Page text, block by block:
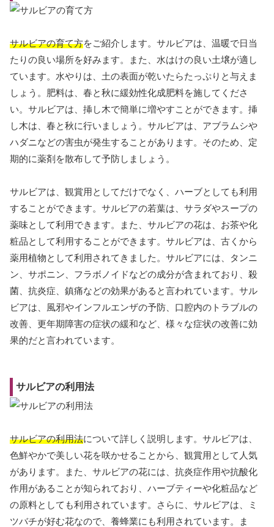
サルビアの育て方をご紹介します。サルビアは、温暖で日当
たりの良い場所を好みます。また、水はけの良い土壌が適し
ています。水やりは、土の表面が乾いたらたっぷりと与えま
しょう。肥料は、春と秋に緩効性化成肥料を施してくださ
い。サルビアは、挿し木で簡単に増やすことができます。挿
し木は、春と秋に行いましょう。サルビアは、アブラムシや
ハダニなどの害虫が発生することがあります。そのため、定
期的に薬剤を散布して予防しましょう。
サルビアは、観賞用としてだけでなく、ハーブとしても利用
することができます。サルビアの若葉は、サラダやスープの
薬味として利用できます。また、サルビアの花は、お茶や化
粧品として利用することができます。サルビアは、古くから
薬用植物として利用されてきました。サルビアには、タンニ
ン、サポニン、フラボノイドなどの成分が含まれており、殺
菌、抗炎症、鎮痛などの効果があると言われています。サル
ビアは、風邪やインフルエンザの予防、口腔内のトラブルの
改善、更年期障害の症状の緩和など、様々な症状の改善に効
果的だと言われています。
サルビアの利用法
サルビアの利用法について詳しく説明します。サルビアは、
色鮮やかで美しい花を咲かせることから、観賞用として人気
があります。また、サルビアの花には、抗炎症作用や抗酸化
作用があることが知られており、ハーブティーや化粧品など
の原料としても利用されています。さらに、サルビアは、ミ
ツバチが好む花なので、養蜂業にも利用されています。ま